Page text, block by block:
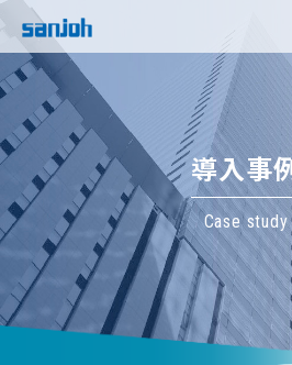
導入事
Case study